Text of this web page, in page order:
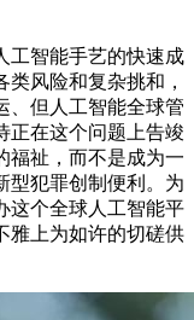
智能手艺的快速成
风险和复杂挑和，
、但人工智能全球管
正在这个问题上告竣
福祉，而不是成为一
型犯罪创制便利。为
这个全球人工智能平
雅上为如许的切磋供